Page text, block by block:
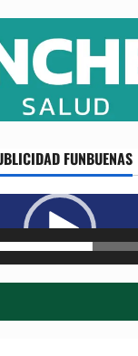
FUNBUENAS
Reproductor
de
vídeo